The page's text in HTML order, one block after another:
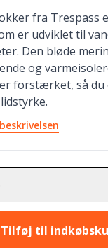
fra Trespass
er udviklet til
Den bløde
og
forstærket, så du
Tilføj til